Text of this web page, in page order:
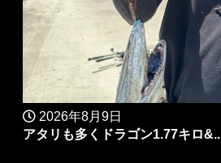
2026年8月9日
アタリも多くドラゴン1.77キロ&..